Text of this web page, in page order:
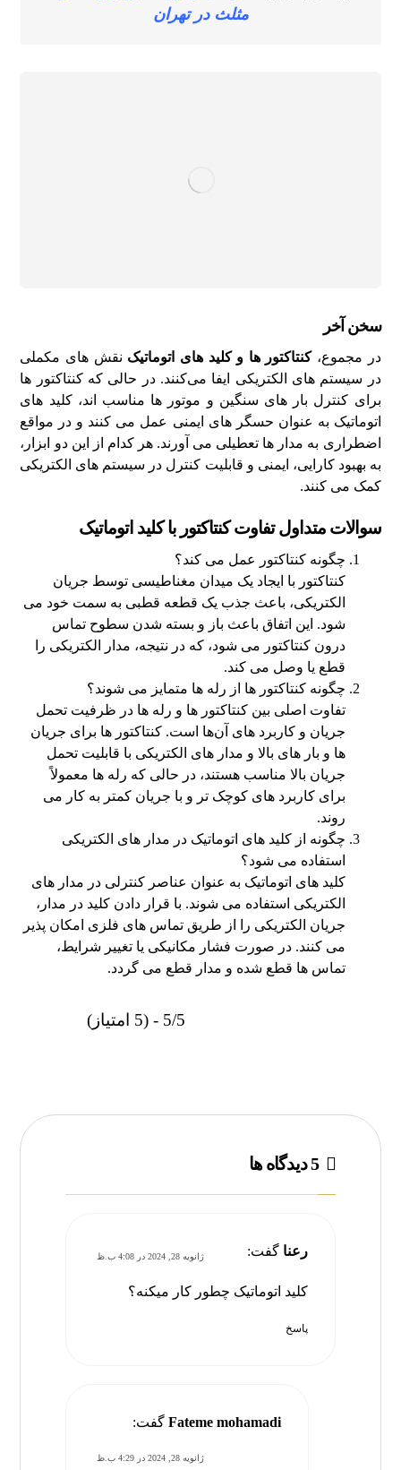
مثلث در تهران
سخن آخر
در مجموع، کنتاکتور ها و کلید های اتوماتیک نقش‌ های مکملی
در سیستم‌ های الکتریکی ایفا می‌کنند. در حالی که کنتاکتور ها
برای کنترل بار های سنگین و موتور ها مناسب‌ اند، کلید های
اتوماتیک به عنوان حسگر های ایمنی عمل می‌ کنند و در مواقع
اضطراری به مدار ها تعطیلی می‌ آورند. هر کدام از این دو ابزار،
به بهبود کارایی، ایمنی و قابلیت کنترل در سیستم‌ های الکتریکی
کمک می‌ کنند.
سوالات متداول تفاوت کنتاکتور با کلید اتوماتیک
چگونه کنتاکتور عمل می‌ کند؟
کنتاکتور با ایجاد یک میدان مغناطیسی توسط جریان
الکتریکی، باعث جذب یک قطعه قطبی به سمت خود می‌
شود. این اتفاق باعث باز و بسته شدن سطوح تماس
درون کنتاکتور می‌ شود، که در نتیجه، مدار الکتریکی را
قطع یا وصل می‌ کند.
چگونه کنتاکتور ها از رله‌ ها متمایز می‌ شوند؟
تفاوت اصلی بین کنتاکتور ها و رله‌ ها در ظرفیت تحمل
جریان و کاربرد های آن‌ها است. کنتاکتور ها برای جریان‌
ها و بار های بالا و مدار های الکتریکی با قابلیت تحمل
جریان بالا مناسب هستند، در حالی‌ که رله‌ ها معمولاً
برای کاربرد های کوچک تر و با جریان کمتر به کار می‌
روند.
چگونه از کلید های اتوماتیک در مدار های الکتریکی
استفاده می‌ شود؟
کلید های اتوماتیک به عنوان عناصر کنترلی در مدار های
الکتریکی استفاده می‌ شوند. با قرار دادن کلید در مدار،
جریان الکتریکی را از طریق تماس‌ های فلزی امکان‌ پذیر
می‌ کنند. در صورت فشار مکانیکی یا تغییر شرایط،
تماس‌ ها قطع شده و مدار قطع می‌ گردد.
5/5 - (5 امتیاز)
5 دیدگاه ها
رعنا گفت: ژانویه 28, 2024 در 4:08 ب.ظ
کلید اتوماتیک چطور کار میکنه؟
پاسخ
Fateme mohamadi گفت:
ژانویه 28, 2024 در 4:29 ب.ظ